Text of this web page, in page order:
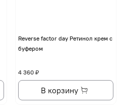
Reverse factor day Ретинол крем с
буфером
4 360 ₽
В корзину